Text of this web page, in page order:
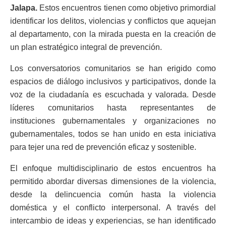
Jalapa. Estos encuentros tienen como objetivo primordial
identificar los delitos, violencias y conflictos que aquejan
al departamento, con la mirada puesta en la creación de
un plan estratégico integral de prevención.
Los conversatorios comunitarios se han erigido como
espacios de diálogo inclusivos y participativos, donde la
voz de la ciudadanía es escuchada y valorada. Desde
líderes comunitarios hasta representantes de
instituciones gubernamentales y organizaciones no
gubernamentales, todos se han unido en esta iniciativa
para tejer una red de prevención eficaz y sostenible.
El enfoque multidisciplinario de estos encuentros ha
permitido abordar diversas dimensiones de la violencia,
desde la delincuencia común hasta la violencia
doméstica y el conflicto interpersonal. A través del
intercambio de ideas y experiencias, se han identificado